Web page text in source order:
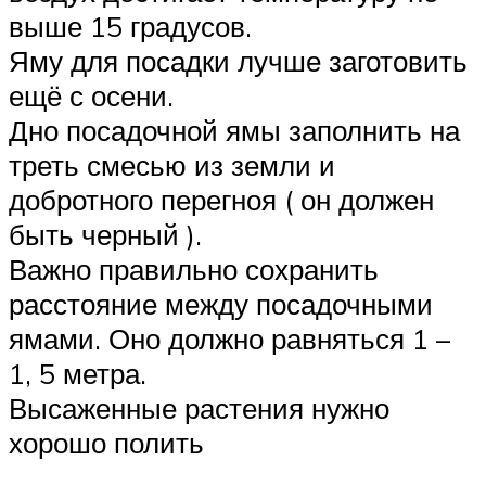
выше 15 градусов.
Яму для посадки лучше заготовить
ещё с осени.
Дно посадочной ямы заполнить на
треть смесью из земли и
добротного перегноя ( он должен
быть черный ).
Важно правильно сохранить
расстояние между посадочными
ямами. Оно должно равняться 1 –
1, 5 метра.
Высаженные растения нужно
хорошо полить